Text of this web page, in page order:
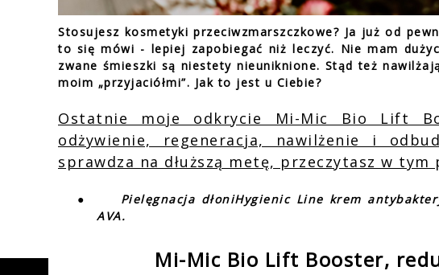
Stosujesz kosmetyki przeciwzmarszczkowe? Ja już od
to się mówi - lepiej zapobiegać niż leczyć. Nie mam
zwane śmieszki są niestety nieuniknione. Stąd też
moim „przyjaciółmi”. Jak to jest u Ciebie?
Ostatnie moje odkrycie Mi-Mic Bio Lift
odżywienie, regeneracja, nawilżenie i
sprawdza na dłuższą metę, przeczytasz w tym
●
Pielęgnacja dłoniHygienic Line krem
AVA.
Mi-Mic Bio Lift Booster,